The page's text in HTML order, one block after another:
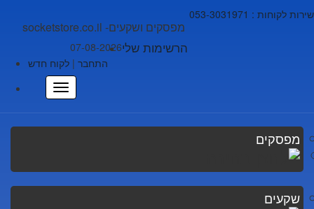
שירות לקוחות : 053-3031971
socketstore.co.il -מפסקים ושקעים
07-08-2026הרשימות שלי
התחבר | לקוח חדש
מפסקים
שקעים